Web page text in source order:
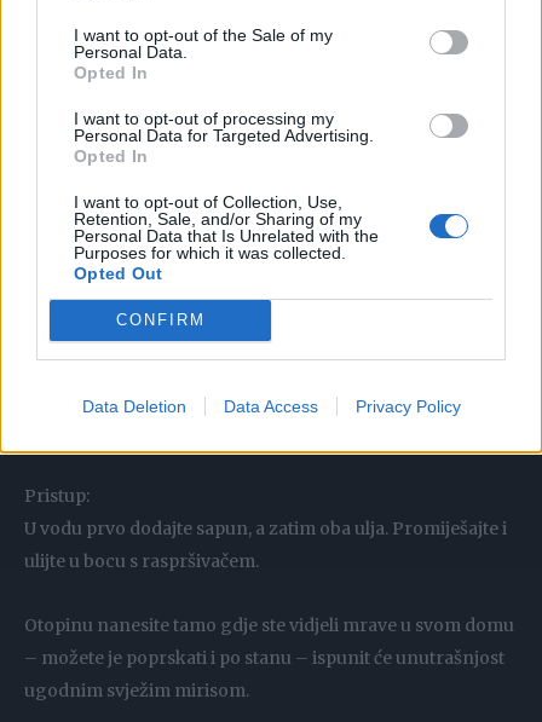
I want to opt-out of the Sale of my
Personal Data.
Opted In
I want to opt-out of processing my
Personal Data for Targeted Advertising.
Opted In
I want to opt-out of Collection, Use,
Retention, Sale, and/or Sharing of my
Personal Data that Is Unrelated with the
Purposes for which it was collected.
Opted Out
CONFIRM
Data Deletion Data Access Privacy Policy
Imamo sjajan savjet za vas kako se nositi s mravima i
pritom svoj dom ispuniti ugodnim i svježim mirisom.
Napravite učinkovit domaći sprej koji će učiniti pravi užitak
od neželjenih insekata.
Trebamo:
1/2 žličice tekućeg sapuna
30 kapi eteričnog ulja paprene metvice
30 kapi eteričnog ulja klinčića
Pristup:
U vodu prvo dodajte sapun, a zatim oba ulja. Promiješajte i
ulijte u bocu s raspršivačem.
Otopinu nanesite tamo gdje ste vidjeli mrave u svom domu
– možete je poprskati i po stanu – ispunit će unutrašnjost
ugodnim svježim mirisom.